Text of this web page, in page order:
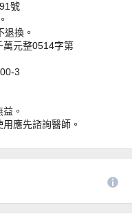
號
退換。
萬元整0514字第
3
。
應先諮詢醫師。